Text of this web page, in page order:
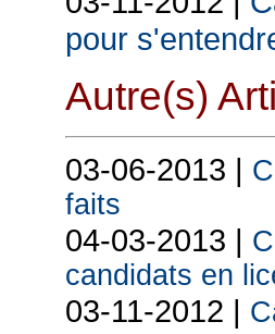
pour
Autre(s)
03-06-2013 |
faits
04-03-2013 |
candidats en
03-11-2012 |